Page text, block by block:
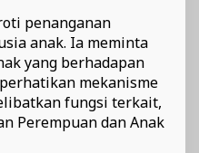
penanganan
anak. Ia meminta
yang berhadapan
mekanisme
fungsi terkait,
Perempuan dan Anak